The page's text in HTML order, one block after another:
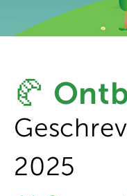
🥐
2025